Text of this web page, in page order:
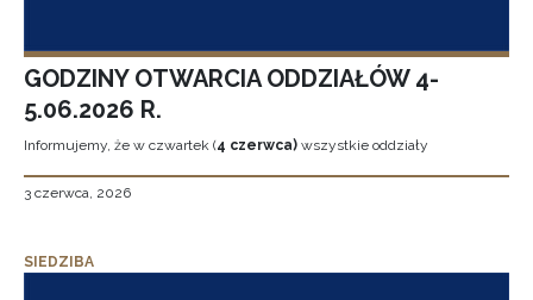
GODZINY OTWARCIA ODDZIAŁÓW 4-
5.06.2026 R.
Informujemy, że w czwartek (4 czerwca) wszystkie oddziały
3 czerwca, 2026
SIEDZIBA